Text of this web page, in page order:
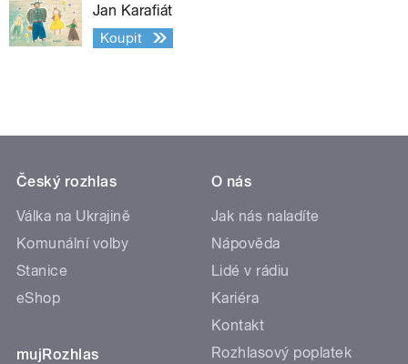
Jan Karafiát
Koupit
Český rozhlas
Válka na Ukrajině
Komunální volby
Stanice
eShop
mujRozhlas
O nás
Jak nás naladíte
Nápověda
Lidé v rádiu
Kariéra
Kontakt
Rozhlasový poplatek